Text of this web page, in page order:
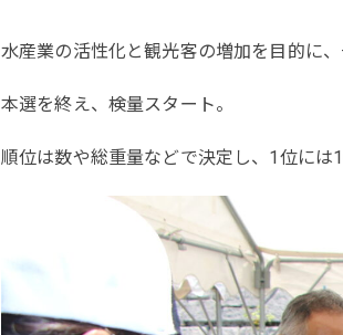
水産業の活性化と観光客の増加を目的に
本選を終え、検量スタート。
順位は数や総重量などで決定し、1位には